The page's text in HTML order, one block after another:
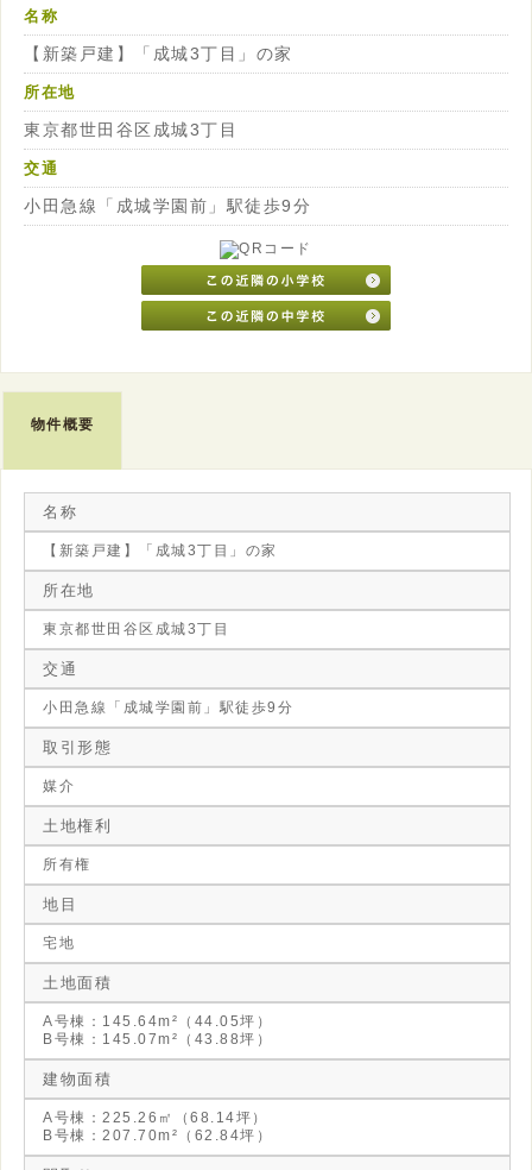
名称
【新築戸建】「成城3丁目」の家
所在地
東京都世田谷区成城3丁目
交通
小田急線「成城学園前」駅徒歩9分
物件概要
名称
【新築戸建】「成城3丁目」の家
所在地
東京都世田谷区成城3丁目
交通
小田急線「成城学園前」駅徒歩9分
取引形態
媒介
土地権利
所有権
地目
宅地
土地面積
A号棟：145.64m²（44.05坪）
B号棟：145.07m²（43.88坪）
建物面積
A号棟：225.26㎡（68.14坪）
B号棟：207.70m²（62.84坪）